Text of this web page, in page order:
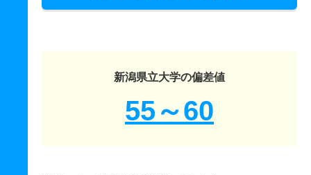
新潟県立大学の偏差値
55～60